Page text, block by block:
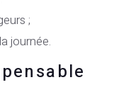
;
journée.